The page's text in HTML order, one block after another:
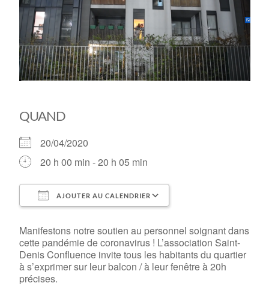
QUAND
20/04/2020
20 h 00 min - 20 h 05 min
AJOUTER AU CALENDRIER
Manifestons notre soutien au personnel soignant dans
cette pandémie de coronavirus ! L’association Saint-
Denis Confluence invite tous les habitants du quartier
à s’exprimer sur leur balcon / à leur fenêtre à 20h
précises.